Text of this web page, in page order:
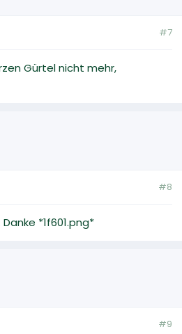
#7
Gürtel nicht mehr,
#8
*1f601.png*
#9